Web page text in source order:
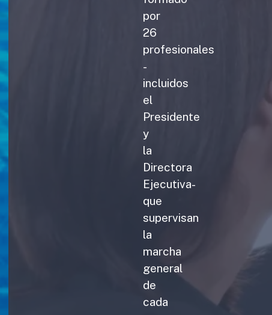
por
26
profesionales
-
incluidos
el
Presidente
y
la
Directora
Ejecutiva-
que
supervisan
la
marcha
general
de
cada